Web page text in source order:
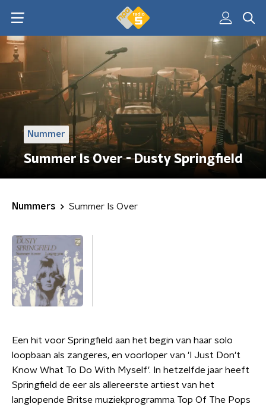
Nummer
Summer Is Over - Dusty Springfield
Nummers Summer Is Over
Een hit voor Springfield aan het begin van haar solo
loopbaan als zangeres, en voorloper van 'I Just Don't
Know What To Do With Myself'. In hetzelfde jaar heeft
Springfield de eer als allereerste artiest van het
langlopende Britse muziekprogramma Top Of The Pops